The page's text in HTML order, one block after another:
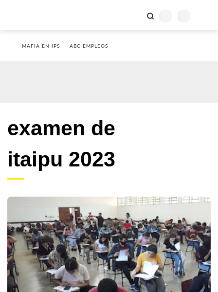
MAFIA EN IPS ABC EMPLEOS
examen de
itaipu 2023